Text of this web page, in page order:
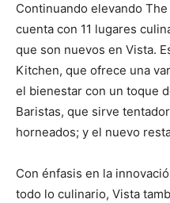
Continuando elevando
cuenta con 11 lugares
que son nuevos en Vista.
Kitchen, que ofrece una
el bienestar con un toque
Baristas, que sirve
horneados; y el nuevo
Con énfasis en la
todo lo culinario, Vista